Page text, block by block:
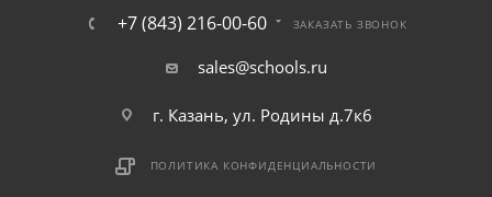
+7 (843) 216-00-60 ЗАКАЗАТЬ ЗВОНОК
sales@schools.ru
г. Казань, ул. Родины д.7к6
ПОЛИТИКА КОНФИДЕНЦИАЛЬНОСТИ